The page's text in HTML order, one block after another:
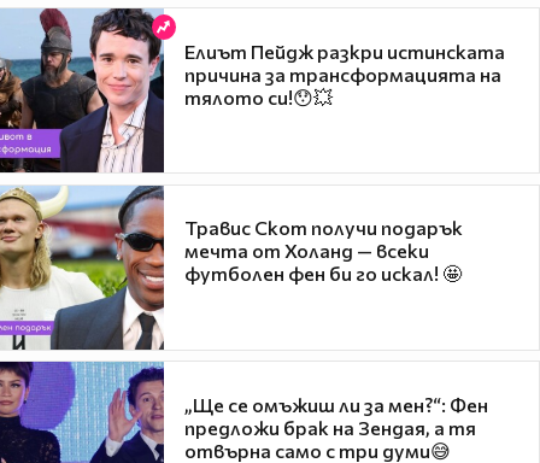
Елиът Пейдж разкри истинската
причина за трансформацията на
тялото си!😯💥
Травис Скот получи подарък
мечта от Холанд — всеки
футболен фен би го искал! 🤩
„Ще се омъжиш ли за мен?“: Фен
предложи брак на Зендая, а тя
отвърна само с три думи😅